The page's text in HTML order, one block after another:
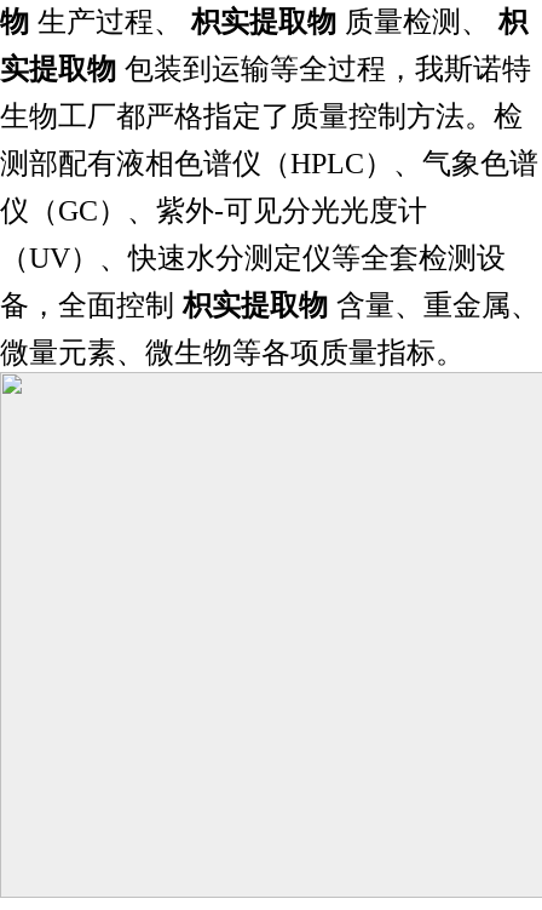
物 生产过程、 枳实提取物 质量检测、
枳
实提取物 包装到运输等全过程，我斯诺特
生物工厂都严格指定了质量控制方法。检
测部配有液相色谱仪（HPLC）、气象色谱
仪（GC）、紫外-可见分光光度计
（UV）、快速水分测定仪等全套检测设
备，全面控制 枳实提取物 含量、重金属、
微量元素、微生物等各项质量指标。